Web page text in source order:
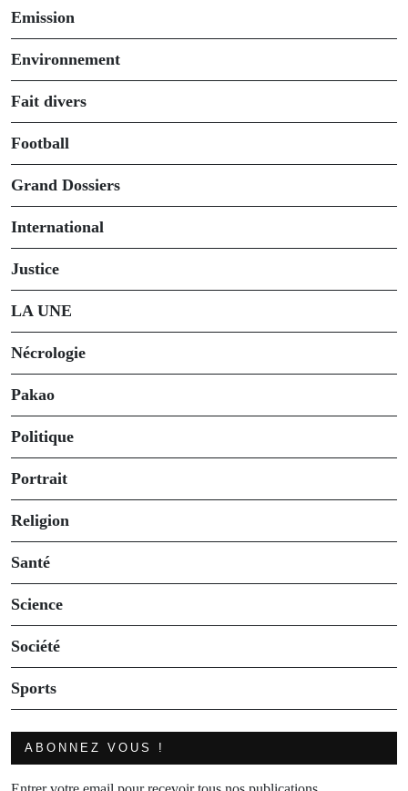
Emission
Environnement
Fait divers
Football
Grand Dossiers
International
Justice
LA UNE
Nécrologie
Pakao
Politique
Portrait
Religion
Santé
Science
Société
Sports
ABONNEZ VOUS !